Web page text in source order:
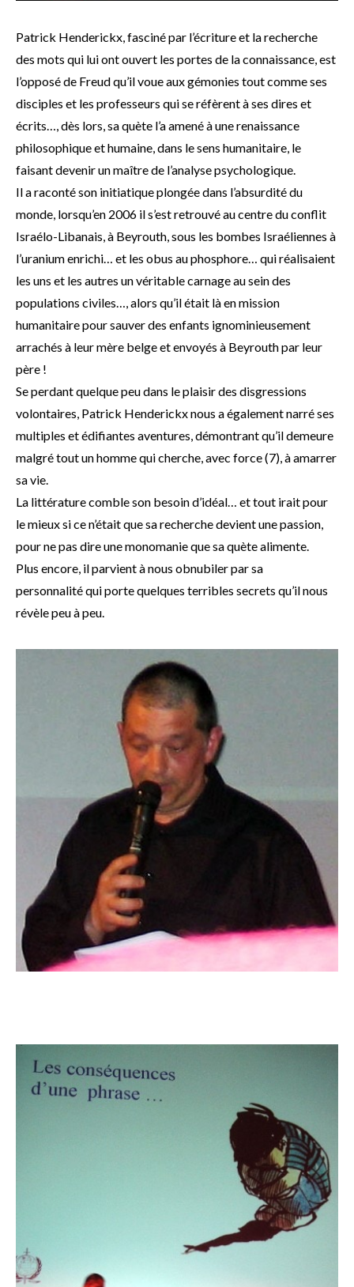
Patrick Henderickx, fasciné par l’écriture et la recherche
des mots qui lui ont ouvert les portes de la connaissance, est
l’opposé de Freud qu’il voue aux gémonies tout comme ses
disciples et les professeurs qui se réfèrent à ses dires et
écrits…, dès lors, sa quète l’a amené à une renaissance
philosophique et humaine, dans le sens humanitaire, le
faisant devenir un maître de l’analyse psychologique.
Il a raconté son initiatique plongée dans l’absurdité du
monde, lorsqu’en 2006 il s’est retrouvé au centre du conflit
Israélo-Libanais, à Beyrouth, sous les bombes Israéliennes à
l’uranium enrichi… et les obus au phosphore… qui réalisaient
les uns et les autres un véritable carnage au sein des
populations civiles…, alors qu’il était là en mission
humanitaire pour sauver des enfants ignominieusement
arrachés à leur mère belge et envoyés à Beyrouth par leur
père !
Se perdant quelque peu dans le plaisir des disgressions
volontaires, Patrick Henderickx nous a également narré ses
multiples et édifiantes aventures, démontrant qu’il demeure
malgré tout un homme qui cherche, avec force (7), à amarrer
sa vie.
La littérature comble son besoin d’idéal… et tout irait pour
le mieux si ce n’était que sa recherche devient une passion,
pour ne pas dire une monomanie que sa quète alimente.
Plus encore, il parvient à nous obnubiler par sa
personnalité qui porte quelques terribles secrets qu’il nous
révèle peu à peu.